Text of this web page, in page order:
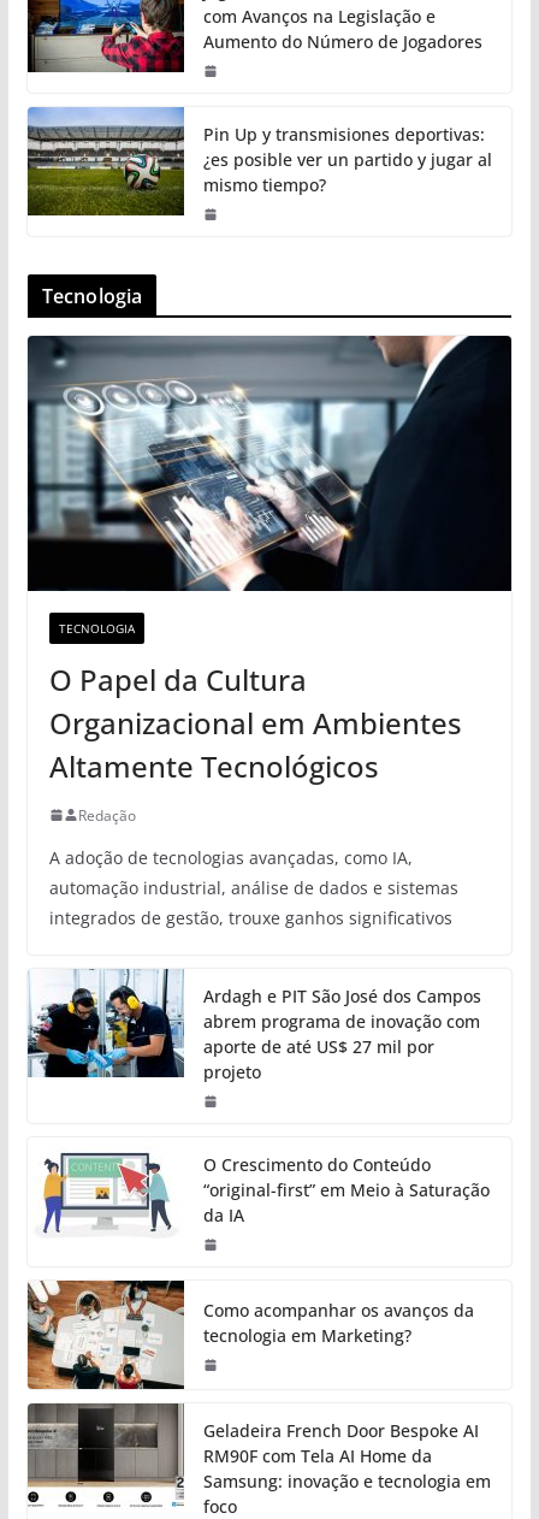
com Avanços na Legislação e
Aumento do Número de Jogadores
Pin Up y transmisiones deportivas:
¿es posible ver un partido y jugar al
mismo tiempo?
Tecnologia
TECNOLOGIA
O Papel da Cultura
Organizacional em Ambientes
Altamente Tecnológicos
Redação
A adoção de tecnologias avançadas, como IA,
automação industrial, análise de dados e sistemas
integrados de gestão, trouxe ganhos significativos
Ardagh e PIT São José dos Campos
abrem programa de inovação com
aporte de até US$ 27 mil por
projeto
O Crescimento do Conteúdo
“original-first” em Meio à Saturação
da IA
Como acompanhar os avanços da
tecnologia em Marketing?
Geladeira French Door Bespoke AI
RM90F com Tela AI Home da
Samsung: inovação e tecnologia em
foco